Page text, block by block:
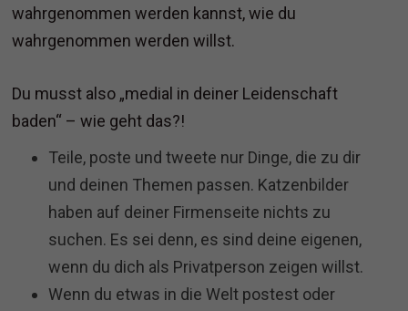
wahrgenommen werden kannst, wie du
wahrgenommen werden willst.
Du musst also „medial in deiner Leidenschaft
baden“ – wie geht das?!
Teile, poste und tweete nur Dinge, die zu dir
und deinen Themen passen. Katzenbilder
haben auf deiner Firmenseite nichts zu
suchen. Es sei denn, es sind deine eigenen,
wenn du dich als Privatperson zeigen willst.
Wenn du etwas in die Welt postest oder